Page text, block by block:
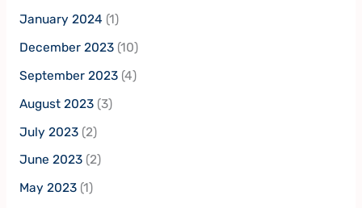
January 2024 (1)
December 2023(10)
September 2023(4)
August 2023(3)
July 2023(2)
June 2023(2)
May 2023(1)